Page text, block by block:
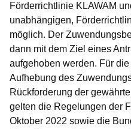
Förderrichtlinie KLAWAM
unabhängigen,
möglich. Der
dann mit dem Ziel eines
aufgehoben werden. Für
Aufhebung des
Rückforderung der
gelten die Regelungen der
Oktober 2022 sowie die